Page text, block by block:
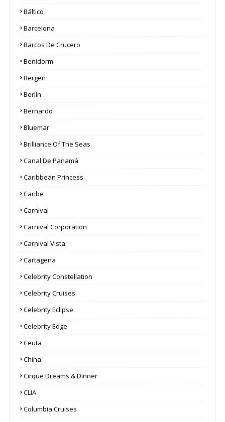
Báltico
Barcelona
Barcos De Crucero
Benidorm
Bergen
Berlín
Bernardo
Bluemar
Brilliance Of The Seas
Canal De Panamá
Caribbean Princess
Caribe
Carnival
Carnival Corporation
Carnival Vista
Cartagena
Celebrity Constellation
Celebrity Cruises
Celebrity Eclipse
Celebrity Edge
Ceuta
China
Cirque Dreams & Dinner
CLIA
Columbia Cruises